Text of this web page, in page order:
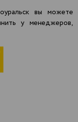
вы можете
у менеджеров,